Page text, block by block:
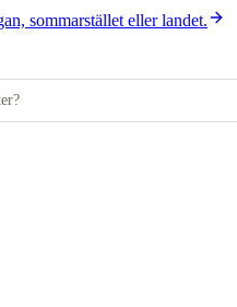
sommarstället eller landet.